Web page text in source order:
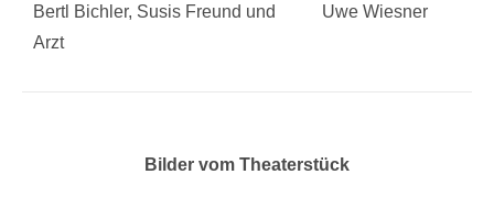
Bertl Bichler, Susis Freund und
Arzt
Uwe Wiesner
Bilder vom Theaterstück